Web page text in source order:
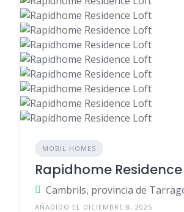
MOBIL HOMES
Rapidhome
Cambrils, provincia de
AÑADIDO EL DICIEMBRE 8, 2025